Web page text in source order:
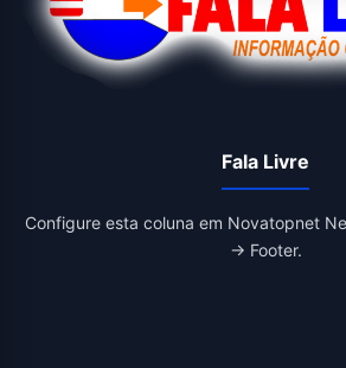
Fala Livre
Configure esta coluna em Novatopnet
→ Footer.